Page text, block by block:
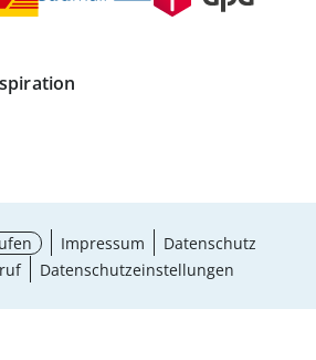
Impressum
Datenschutz
Datenschutzeinstellungen